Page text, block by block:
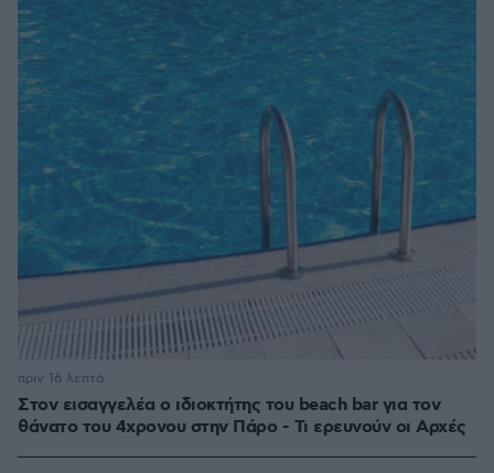
Στον εισαγγελέα ο ιδιοκτήτης του beach bar για τον
θάνατο του 4χρονου στην Πάρο - Τι ερευνούν οι Αρχές
πριν 16 λεπτά